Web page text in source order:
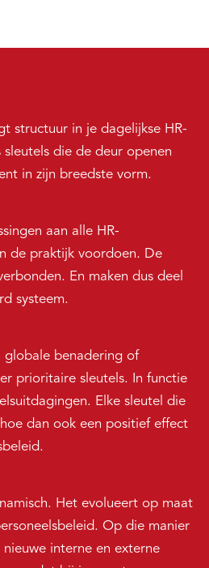
structuur in je dagelijkse HR-
die de deur openen
in zijn breedste vorm.
aan alle HR-
de praktijk voordoen. De
En maken dus deel
systeem.
globale benadering of
prioritaire sleutels. In functie
Elke sleutel die
dan ook een positief effect
Het evolueert op maat
Op die manier
interne en externe